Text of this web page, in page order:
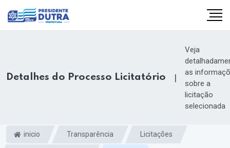
Detalhes do Processo Licitatório |
Veja
as
sobre a
licitação
selecionada
inicio Transparência Licitações